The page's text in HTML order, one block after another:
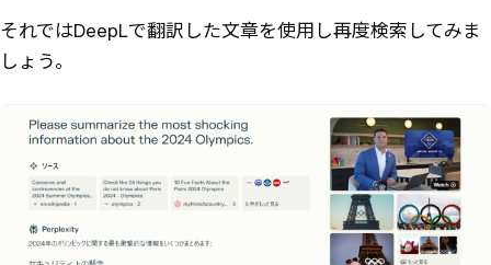
それではDeepLで翻訳した文章を使用し再度検索してみま
しょう。